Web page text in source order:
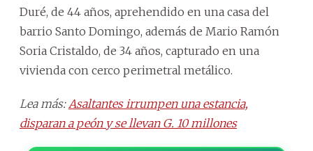
Duré, de 44 años, aprehendido en una casa del
barrio Santo Domingo, además de Mario Ramón
Soria Cristaldo, de 34 años, capturado en una
vivienda con cerco perimetral metálico.
Lea más: Asaltantes irrumpen una estancia,
disparan a peón y se llevan G. 10 millones